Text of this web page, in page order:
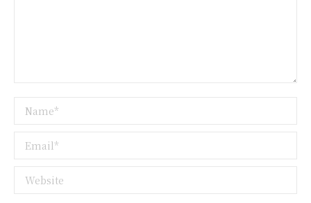
Name *
Email *
Website